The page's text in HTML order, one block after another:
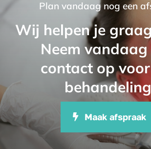
Plan vandaag nog een
Wij helpen je
Neem
contact op
Maak afspraak